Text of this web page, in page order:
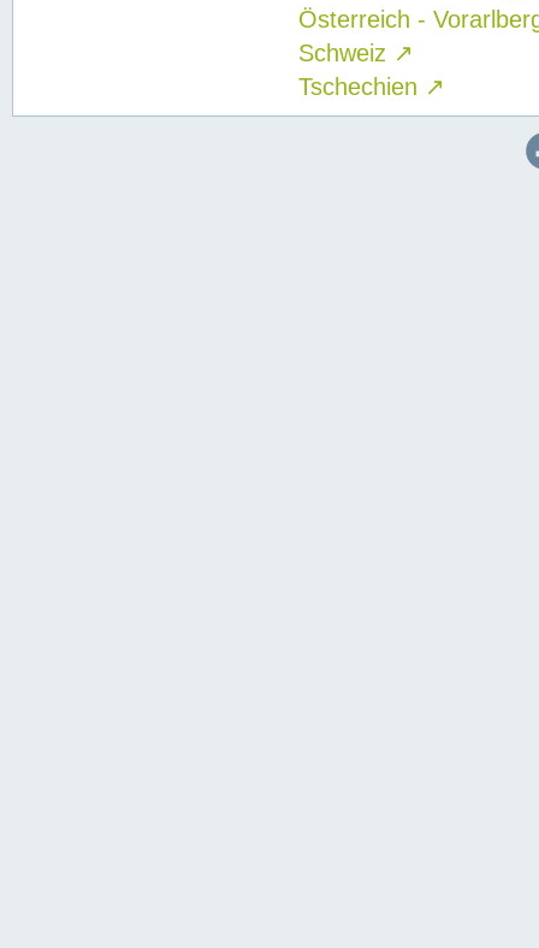
Österreich -
Schweiz ↗
Tschechien ↗